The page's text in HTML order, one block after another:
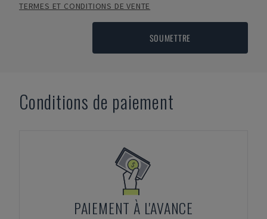
TERMES ET CONDITIONS DE VENTE
SOUMETTRE
Conditions de paiement
PAIEMENT À L'AVANCE